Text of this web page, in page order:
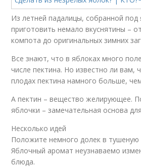
Из летней падалицы, собранной
приготовить немало вкуснятины –
компота до оригинальных зимних
Все знают, что в яблоках много
числе пектина. Но известно ли вам,
плодах пектина намного больше,
А пектин – вещество желирующее.
яблочки – замечательная основа
Несколько идей
Положите немного долек в тушеную
Яблочный аромат неузнаваемо
блюда.